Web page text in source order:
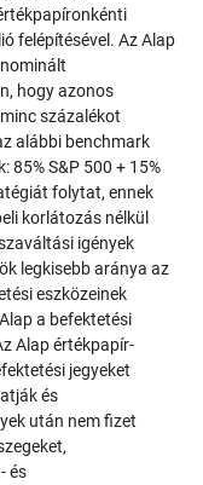
felépítésével. Az Alap
hogy azonos
százalékot
alábbi benchmark
85% S&P 500 + 15%
folytat, ennek
korlátozás nélkül
igények
legkisebb aránya az
eszközeinek
a befektetési
Alap értékpapír-
jegyeket
és
után nem fizet
és